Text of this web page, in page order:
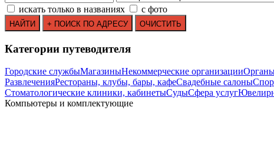
искать только в названиях с фото
Категории путеводителя
Городские службыМагазиныНекоммерческие организации
РазвлеченияРестораны, клубы, бары, кафеСвадебные салоны
Стоматологические клиники, кабинетыСудыСфера услуг
Компьютеры и комплектующие